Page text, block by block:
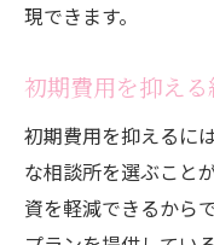
現できます。
初期費用を抑え
初期費用を抑えるに
な相談所を選ぶこと
資を軽減できるから